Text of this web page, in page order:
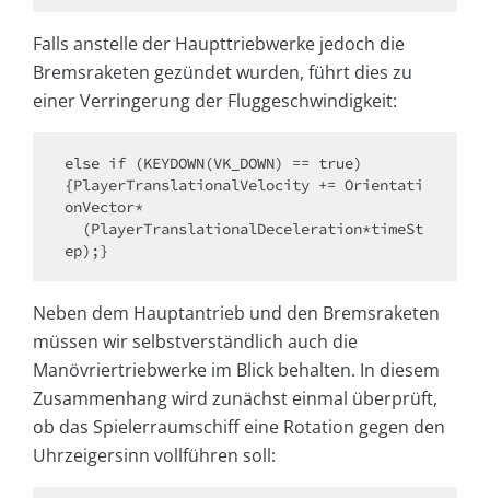
Falls anstelle der Haupttriebwerke jedoch die
Bremsraketen gezündet wurden, führt dies zu
einer Verringerung der Fluggeschwindigkeit:
else if (KEYDOWN(VK_DOWN) == true)
{PlayerTranslationalVelocity += Orientati
onVector*
ep);}
Neben dem Hauptantrieb und den Bremsraketen
müssen wir selbstverständlich auch die
Manövriertriebwerke im Blick behalten. In diesem
Zusammenhang wird zunächst einmal überprüft,
ob das Spielerraumschiff eine Rotation gegen den
Uhrzeigersinn vollführen soll: